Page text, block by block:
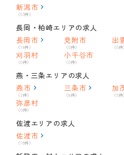
新潟市
（53件）
長岡・柏崎エリアの求人
長岡市
（14件）
見附市
（0件）
出
（0件
刈羽村
（0件）
小千谷市
（0件）
燕・三条エリアの求人
燕市
（2件）
三条市
（6件）
加
（0件
弥彦村
（0件）
佐渡エリアの求人
佐渡市
（18件）